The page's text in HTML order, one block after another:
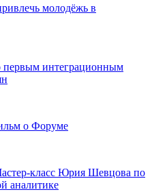
молодёжь в
первым интеграционным
о Форуме
класс Юрия Шевцова по
аналитике